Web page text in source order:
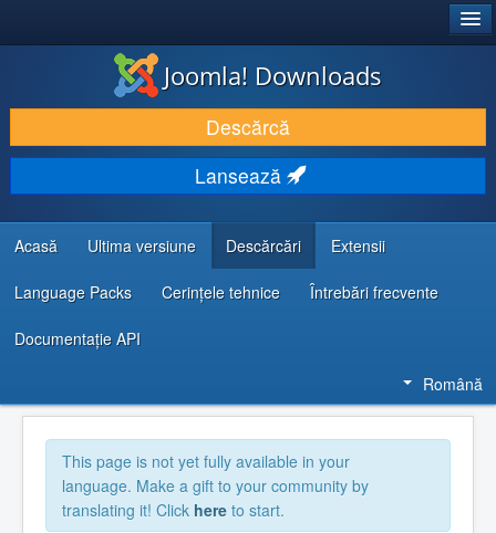
DESCARCĂ & ȘI EXTINDE
DESCOPERĂ & ÎNVAȚĂ
COMUNITATE & SUPORT
RESURSE DEZVOLTATORI
Joomla! Downloads
Descărcă
Lansează
Acasă Ultima versiune Descărcări Extensii
Language Packs Cerințele tehnice Întrebări frecvente
Documentaţie API
Română
This page is not yet fully available in your
language. Make a gift to your community by
translating it! Click here to start.